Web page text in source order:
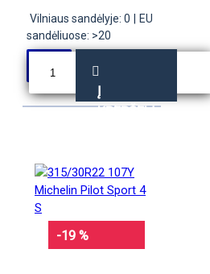
Vilniaus sandėlyje: 0
EU
sandėliuose: >20
Į
KREPŠELĮ
-19 %